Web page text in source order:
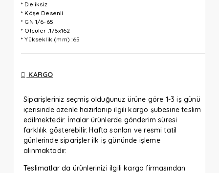
* Deliksiz
* Köşe Desenli
* GN 1/6-65
* Ölçüler :176x162
* Yükseklik (mm) :65
KARGO
Siparişleriniz seçmiş olduğunuz ürüne göre 1-3 iş günü
içerisinde özenle hazırlanıp ilgili kargo şubesine teslim
edilmektedir. İmalar ürünlerde gönderim süresi
farklılık gösterebilir. Hafta sonları ve resmi tatil
günlerinde siparişler ilk iş gününde işleme
alınmaktadır.
Teslimatlar da ürünlerinizi ilgili kargo firmasından